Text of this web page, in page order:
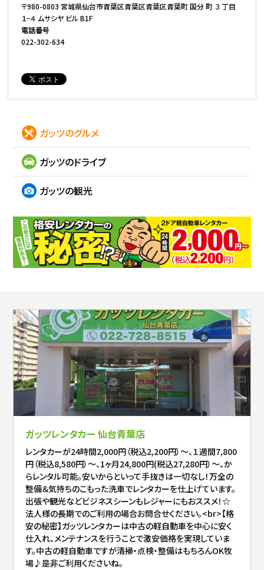
〒980-0803 宮城県仙台市青葉区青葉区青葉区青葉町 国分 町 ３ 丁目
１−４ ムサシヤ ビル B1F
電話番号
022-302-634
ガッツのグルメ
ガッツのドライブ
ガッツの観光
ガッツレンタカー 仙台青葉店
レンタカーが24時間2,000円（税込2,200円）～、１週間7,800
円（税込8,580円）～、1ヶ月24,800円(税込27,280円）～、か
らレンタル可能。安いからといって手抜きは一切なし！万全の
整備＆気持ちのこもった洗車でレンタカーを仕上げています。
出張や観光などビジネスシーンもレジャーにもおススメ！☆
法人様の長期でのご利用の場合お問合せください。<br>【格
安の秘密】ガッツレンタカーは中古の軽自動車を中心に安く
仕入れ、メンテナンスを行うことで激安価格を実現していま
す。中古の軽自動車ですが清掃・点検・整備はもちろんOK牧
場♪是非ご利用くださいね。